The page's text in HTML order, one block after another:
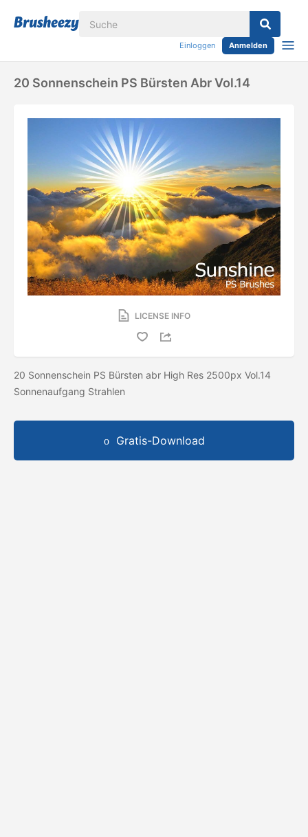
Einloggen Anmelden
20 Sonnenschein PS Bürsten Abr Vol.14
LICENSE INFO
20 Sonnenschein PS Bürsten abr High Res 2500px Vol.14
Sonnenaufgang Strahlen
Gratis-Download